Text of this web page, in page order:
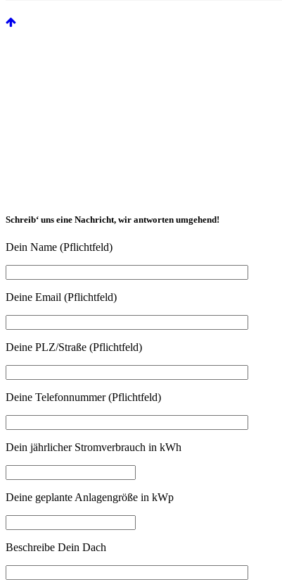
Schreib‘ uns eine Nachricht, wir antworten umgehend!
Dein Name (Pflichtfeld)
Deine Email (Pflichtfeld)
Deine PLZ/Straße (Pflichtfeld)
Deine Telefonnummer (Pflichtfeld)
Dein jährlicher Stromverbrauch in kWh
Deine geplante Anlagengröße in kWp
Beschreibe Dein Dach